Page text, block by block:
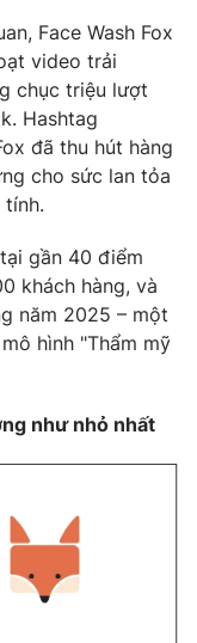
Face Wash Fox
video trải
chục triệu lượt
Hashtag
đã thu hút hàng
cho sức lan tỏa
gần 40 điểm
khách hàng, và
năm 2025 – một
hình "Thẩm mỹ
như nhỏ nhất